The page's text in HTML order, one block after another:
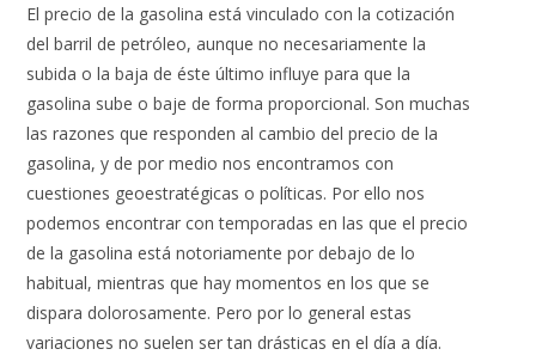
El precio de la gasolina está vinculado con la cotización
del barril de petróleo, aunque no necesariamente la
subida o la baja de éste último influye para que la
gasolina sube o baje de forma proporcional. Son muchas
las razones que responden al cambio del precio de la
gasolina, y de por medio nos encontramos con
cuestiones geoestratégicas o políticas. Por ello nos
podemos encontrar con temporadas en las que el precio
de la gasolina está notoriamente por debajo de lo
habitual, mientras que hay momentos en los que se
dispara dolorosamente. Pero por lo general estas
variaciones no suelen ser tan drásticas en el día a día.